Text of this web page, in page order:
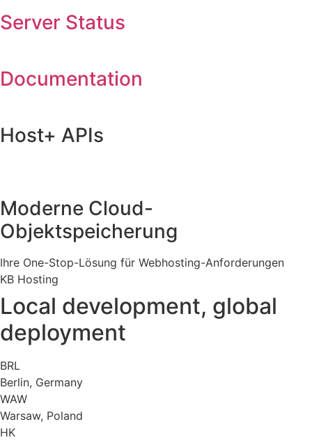
Server Status
Documentation
Host+ APIs
Moderne Cloud-
Objektspeicherung
Ihre One-Stop-Lösung für Webhosting-Anforderungen
KB Hosting
Local development, global
deployment
BRL
Berlin, Germany
WAW
Warsaw, Poland
HK